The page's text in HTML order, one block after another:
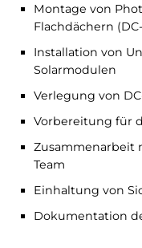
Montage von
Flachdächern
Installation von
Solarmodulen
Verlegung von
Vorbereitung für
Zusammenarbeit
Team
Einhaltung von
Dokumentation